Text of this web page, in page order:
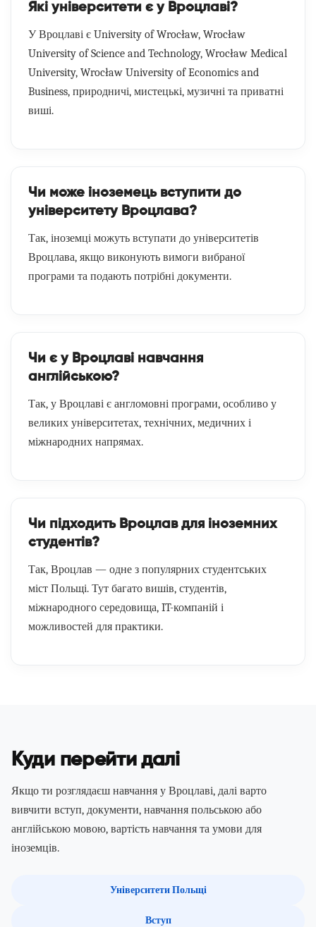
Які університети є у Вроцлаві?
У Вроцлаві є University of Wrocław, Wrocław
University of Science and Technology, Wrocław Medical
University, Wrocław University of Economics and
Business, природничі, мистецькі, музичні та приватні
виші.
Чи може іноземець вступити до
університету Вроцлава?
Так, іноземці можуть вступати до університетів
Вроцлава, якщо виконують вимоги вибраної
програми та подають потрібні документи.
Чи є у Вроцлаві навчання
англійською?
Так, у Вроцлаві є англомовні програми, особливо у
великих університетах, технічних, медичних і
міжнародних напрямах.
Чи підходить Вроцлав для іноземних
студентів?
Так, Вроцлав — одне з популярних студентських
міст Польщі. Тут багато вишів, студентів,
міжнародного середовища, IT-компаній і
можливостей для практики.
Куди перейти далі
Якщо ти розглядаєш навчання у Вроцлаві, далі варто
вивчити вступ, документи, навчання польською або
англійською мовою, вартість навчання та умови для
іноземців.
Університети Польщі
Вступ